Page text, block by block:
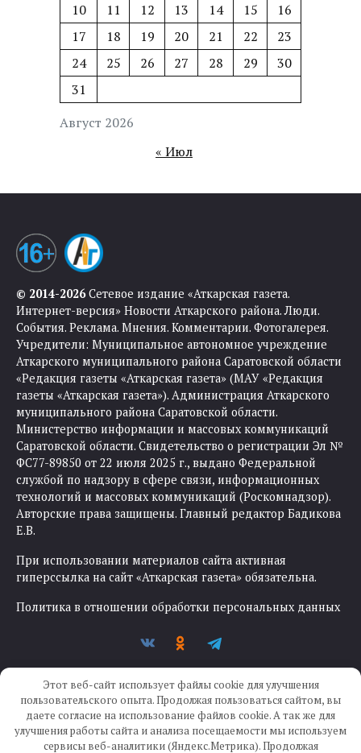
Август 2026
10
11 12 13 14 15
16
17
18 19 20 21 22
23
24
25 26 27 28 29
30
31
« Июл
© 2014-2026Сетевое издание «Аткарская газета.
Интернет-версия» Новости Аткарского района. Люди.
События. Реклама. Мнения. Комментарии. Фотогалерея.
Учредители: Муниципальное автономное учреждение
Аткарского муниципального района Саратовской области
«Редакция газеты «Аткарская газета» (МАУ «Редакция
газеты «Аткарская газета»). Администрация Аткарского
муниципального района Саратовской области.
Министерство информации и массовых коммуникаций
Саратовской области. Свидетельство о регистрации Эл №
ФС77-89850 от 22 июля 2025 г., выдано Федеральной
службой по надзору в сфере связи, информационных
технологий и массовых коммуникаций (Роскомнадзор).
Авторские права защищены. Главный редактор Бадикова
Е.В.
При использовании материалов сайта активная
гиперссылка на сайт «Аткарская газета» обязательна.
Политика в отношении обработки персональных данных
Создание сайта —IKWEB
Этот веб-сайт использует файлы cookie для улучшения
пользовательского опыта. Продолжая пользоваться сайтом, вы
даете согласие на использование файлов cookie. А так же для
улучшения работы сайта и анализа посещаемости мы используем
сервисы веб-аналитики (Яндекс.Метрика). Продолжая